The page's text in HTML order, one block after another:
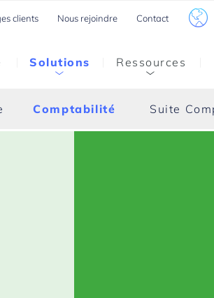
clients Nous rejoindre Contact
Solutions Ressources
Comptabilité Suite